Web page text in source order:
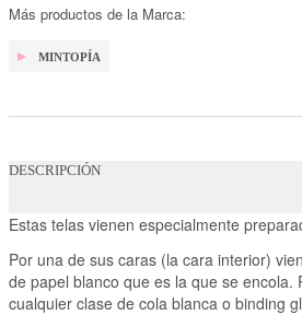
Más productos de la Marca:
MINTOPÍA
DESCRIPCIÓN
Estas telas vienen especialmente
Por una de sus caras (la cara interior)
de papel blanco que es la que se encola.
cualquier clase de cola blanca o binding